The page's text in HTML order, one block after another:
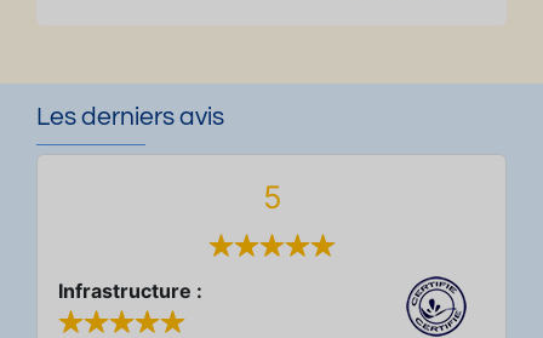
Les derniers avis
5
Infrastructure :